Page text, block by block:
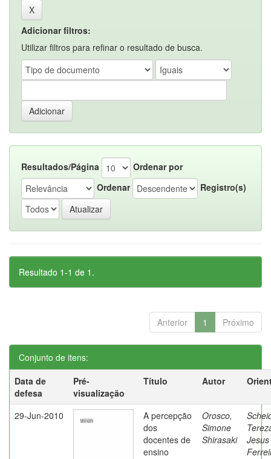
Adicionar filtros:
Utilizar filtros para refinar o resultado de busca.
Resultados/Página
Ordenar por
Ordenar
Registro(s)
Resultado 1-1 de 1.
Anterior 1 Próximo
Conjunto de itens:
Data de
defesa
Pré-
visualização
Título Autor
29-Jun-2010
A percepção
dos
docentes de
ensino
Orosco,
Simone
Shirasaki
Jesus